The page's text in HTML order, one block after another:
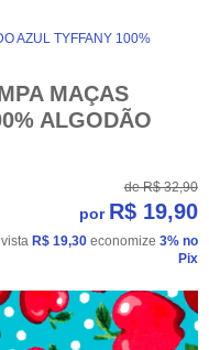
AZUL TYFFANY 100%
MAÇAS
ALGODÃO
de R$ 32,90
por R$ 19,90
R$ 19,30 economize 3% no
Pix